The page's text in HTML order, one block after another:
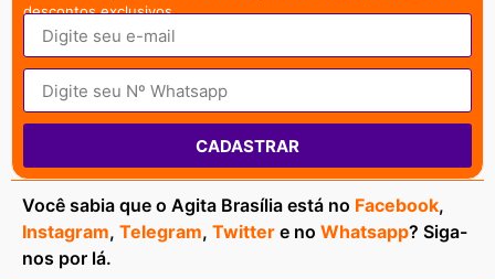
descontos exclusivos.
CADASTRAR
Você sabia que o Agita Brasília está no Facebook,
Instagram, Telegram, Twitter e no Whatsapp? Siga-
nos por lá.